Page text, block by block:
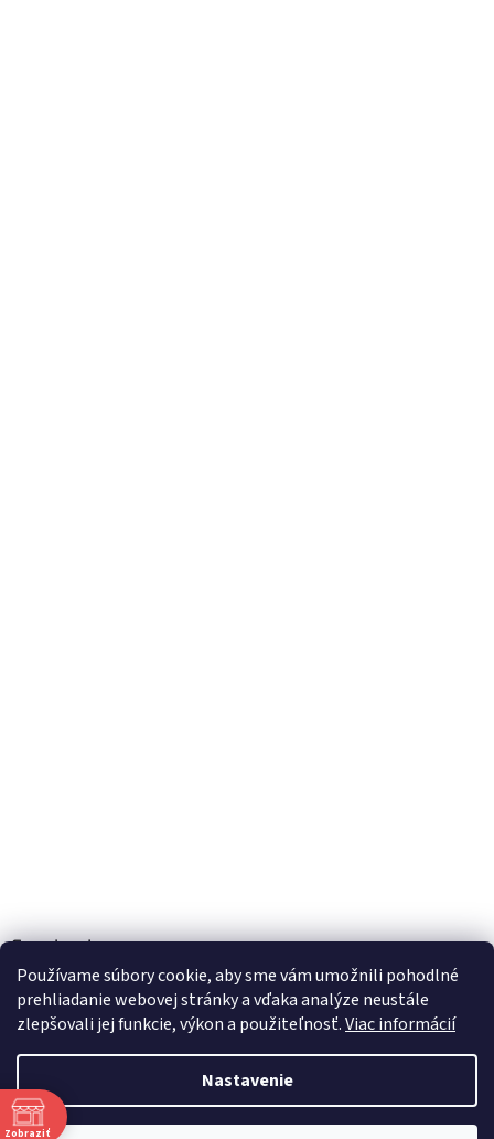
Používame súbory cookie, aby sme vám umožnili pohodlné
prehliadanie webovej stránky a vďaka analýze neustále
zlepšovali jej funkcie, výkon a použiteľnosť.Viac informácií
Nastavenie
Facebook
Vytvoril Shoptet
Copyright 2026TOBEL s.r.o.. Všetky práva vyhradené.Upraviť
Zobraziť